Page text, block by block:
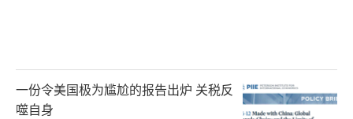
一份令美国极为尴尬的报告出炉 关税反
噬自身